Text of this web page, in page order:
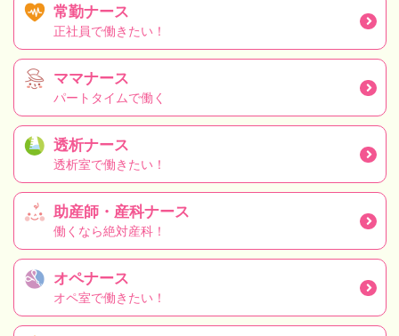
常勤ナース
正社員で働きたい！
ママナース
パートタイムで働く
透析ナース
透析室で働きたい！
助産師・産科ナース
働くなら絶対産科！
オペナース
オペ室で働きたい！